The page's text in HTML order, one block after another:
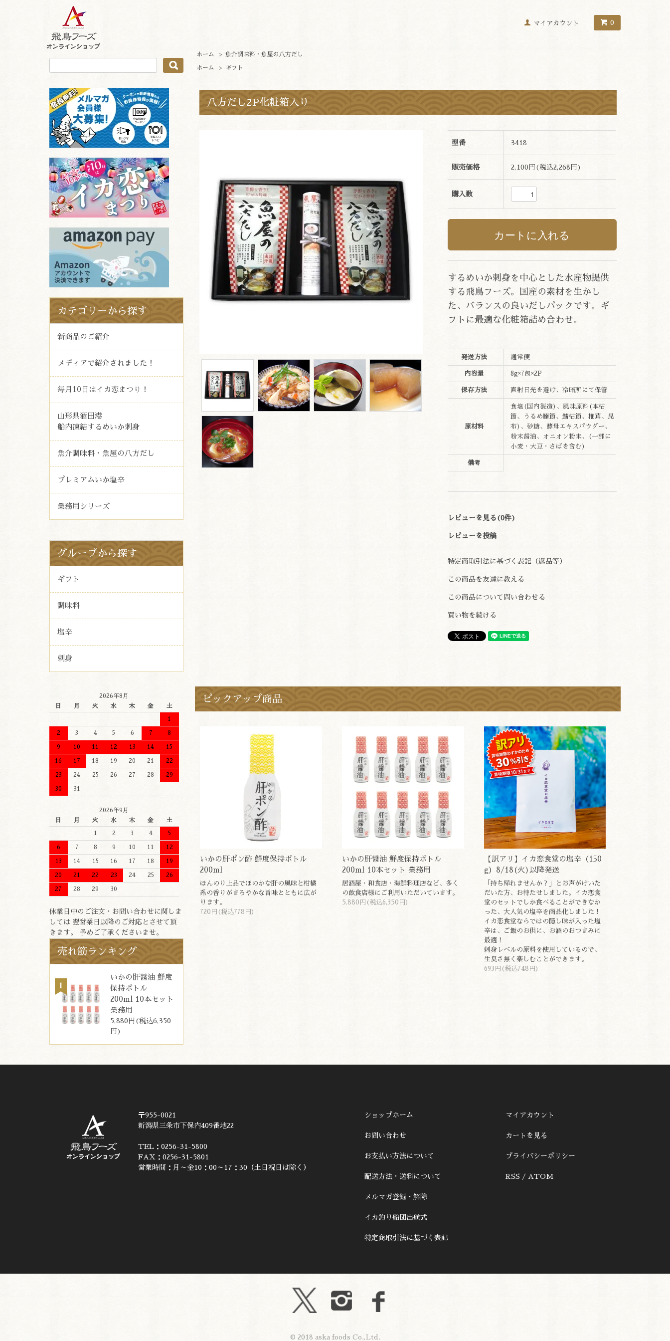
0
マイアカウント
ホーム > 魚介調味料・魚屋の八方だし
ホーム > ギフト
八方だし2P化粧箱入り
型番 3418
販売価格 2,100円(税込2,268円)
購入数
するめいか刺身を中心とした水産物提供
する飛鳥フーズ。国産の素材を生かし
た、バランスの良いだしパックです。ギ
フトに最適な化粧箱詰め合わせ。
発送方法 通常便
内容量 8g×7包×2P
保存方法 直射日光を避け、冷暗所にて保管
原材料
食塩(国内製造)、風味原料(本枯
節、うるめ鰯節、鯖枯節、椎茸、昆
布)、砂糖、酵母エキスパウダー、
粉末醤油、オニオン粉末、(一部に
小麦・大豆・さばを含む)
備考
レビューを見る(0件)
レビューを投稿
特定商取引法に基づく表記（返品等）
この商品を友達に教える
この商品について問い合わせる
買い物を続ける
ピックアップ商品
いかの肝ポン酢 鮮度保持ボトル
200ml
ほんのり上品でほのかな肝の風味と柑橘
系の香りがまろやかな旨味とともに広が
ります。
720円(税込778円)
いかの肝醤油 鮮度保持ボトル
200ml 10本セット 業務用
居酒屋・和食店・海鮮料理店など、多く
の飲食店様にご利用いただいています。
5,880円(税込6,350円)
【訳アリ】イカ恋食堂の塩辛（150
g）8/18(火)以降発送
「持ち帰れませんか？」とお声がけいた
だいた方、お待たせしました。イカ恋食
堂のセットでしか食べることができなか
った、大人気の塩辛を商品化しました！
イカ恋食堂ならではの隠し味が入った塩
辛は、ご飯のお供に、お酒のおつまみに
最適！
刺身レベルの原料を使用しているので、
生臭さ無く楽しむことができます。
693円(税込748円)
カテゴリーから探す
新商品のご紹介
メディアで紹介されました！
毎月10日はイカ恋まつり！
山形県酒田港
船内凍結するめいか刺身
魚介調味料・魚屋の八方だし
プレミアムいか塩辛
業務用シリーズ
グループから探す
ギフト
調味料
塩辛
刺身
2026年8月
日
月 火 水 木 金 土
1
2 3 4 5 6 7 8
9 10 11 12 13 14 15
16 17 18 19 20 21 22
23 24 25 26 27 28 29
30 31
2026年9月
日
月 火 水 木 金 土
1 2 3 4 5
6 7 8 9 10 11 12
13 14 15 16 17 18 19
20 21 22 23 24 25 26
27 28 29 30
休業日中のご注文・お問い合わせに関しま
しては 翌営業日以降のご対応とさせて頂
きます。 予めご了承くださいませ。
売れ筋ランキング
いかの肝醤油 鮮度
保持ボトル
200ml 10本セット
業務用
5,880円(税込6,350
円)
〒955-0021
新潟県三条市下保内409番地22
TEL：0256-31-5800
FAX：0256-31-5801
営業時間：月～金10：00～17：30（土日祝日は除く）
ショップホーム
お問い合わせ
お支払い方法について
配送方法・送料について
メルマガ登録・解除
イカ釣り船団出航式
特定商取引法に基づく表記
マイアカウント
カートを見る
プライバシーポリシー
RSS / ATOM
© 2018 aska foods Co.,Ltd.